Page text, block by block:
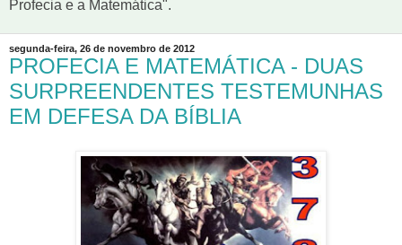
Profecia e a Matemática".
segunda-feira, 26 de novembro de 2012
PROFECIA E MATEMÁTICA - DUAS
SURPREENDENTES TESTEMUNHAS
EM DEFESA DA BÍBLIA